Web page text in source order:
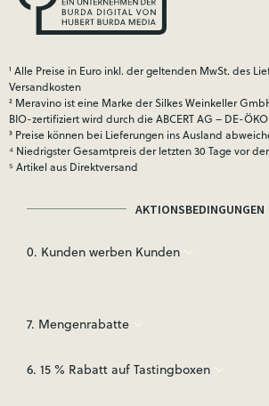
¹ Alle Preise in Euro inkl. der geltenden MwSt. des
Versandkosten
² Meravino ist eine Marke der Silkes Weinkeller
BIO-zertifiziert wird durch die ABCERT AG – DE-
³ Preise können bei Lieferungen ins Ausland
⁴ Niedrigster Gesamtpreis der letzten 30 Tage vor
⁵ Artikel aus Direktversand
AKTIONSBEDINGUNGEN
0. Kunden werben Kunden
7. Mengenrabatte
6. 15 % Rabatt auf Tastingboxen